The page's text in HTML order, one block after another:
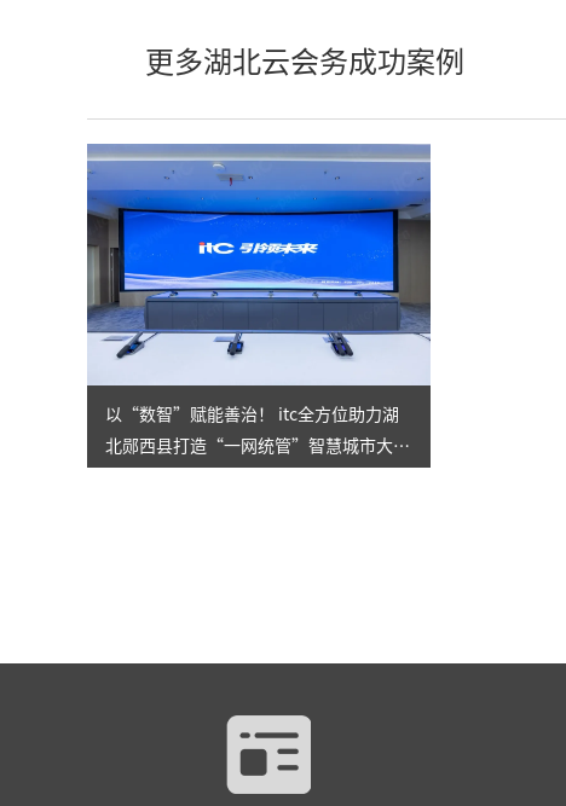
更多湖北云会务成功案例
以“数智”赋能善治！ itc全方位助力湖
北郧西县打造“一网统管”智慧城市大脑